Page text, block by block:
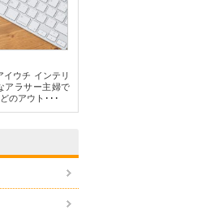
ウチ インテリ
アラサー主婦で
のアウト･･･